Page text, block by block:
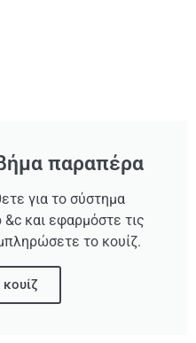
παραπέρα
για το σύστημα
και εφαρμόστε τις
το κουίζ.